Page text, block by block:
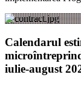
Calendarul
iulie-august